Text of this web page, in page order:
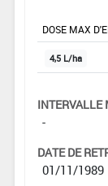
DOSE MAX
4,5 L/ha
INTERVALLE
-
DATE DE
01/11/1989